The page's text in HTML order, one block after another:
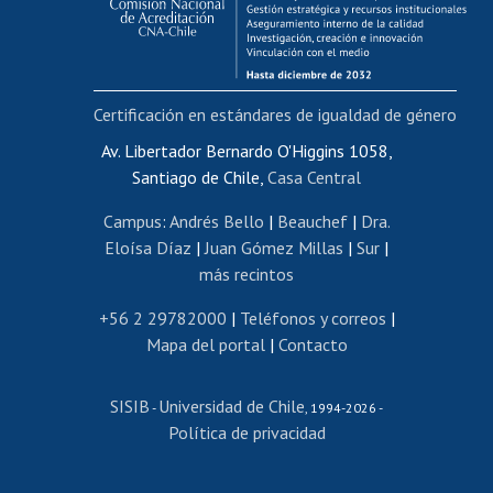
Funcionarias/os
Cursos internos de capacitación
Bienestar del personal
Portal de movilidad interna
Certificado de renta
Certificado de renta honorarios
Editar páginas blancas
Extranjeras/os
Revalidación y reconocimiento de títulos
Postulación al Programa de Movilidad Estudiantil
Cursos de español
Av. Libertador Bernardo O'Higgins 1058,
Santiago de Chile, Casa Central
Campus: Andrés Bello | Beauchef| Dra.
Eloísa Díaz |Juan Gómez Millas | Sur |
más recintos
+56 2 29782000 | Teléfonos y correos |
Mapa del portal| Contacto
SISIB - Universidad de Chile, 1994-2026 -
Política de privacidad
Certificación en estándares de igualdad de género